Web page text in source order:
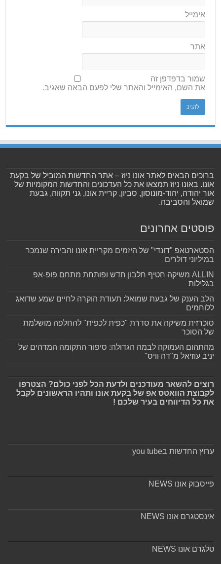
אימייל
אתר
שמור בדפדפן זה
את השם, האימייל והאתר שלי לפעם הבאה שאגיב.
ברוכים הבאים לאתר אונו ניוז – אתר החדשות המוביל של בקעת
אונו. באונו ניוז תמצאו את כל העדכונים והחדשות המקומיות של
אור יהודה, יהוד-מונוסון, סביון, קריית אונו, גני תקווה, גבעת
שמואל והסביבה.
פוסטים אחרונים
הסטארטאפ "דונדי" של היזמים מקריית אונו והבירה שנמכר
במיליוני דולרים
ALLIN משיקה חטיף חלבון חדש ופותחת מתחם פופ-אפ
בגלילות
הלב הענק של גבעת שמואל: תעודת הוקרה לחיים שמע שדואג
ללוחמים
סוכרזית משיקה את סדרת "כפית לכפית" להחלפה מושלמת
של הסוכר
מהתהום העמוקה לבמה הגדולה: סיפור התקומה המדהים של
יניב עוזיאל מ"דה וויס"
רוצים להשאר מעודכנים ולדעת הכל לפני כולם? הצטרפו
לקבוצת הוואטס אפ של בקעת אונו ותהיו הראשונים לקבל
את כל הדיווחים בעיר שלכם !
ערוץ החדשות בyou tube
פייסבוק אונו NEWS
אינסטגרם אונו NEWS
טלגרם אונו NEWS